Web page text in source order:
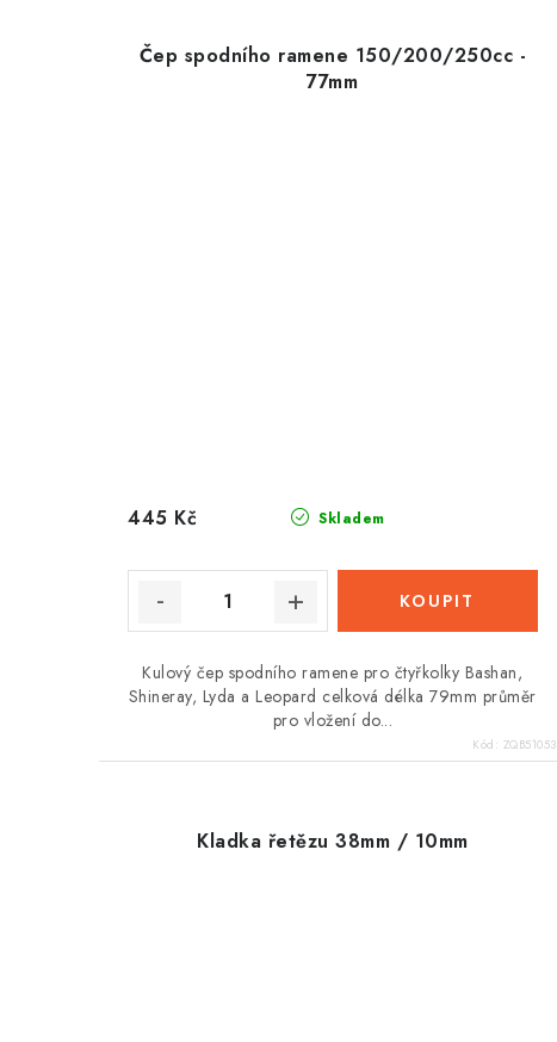
Čep spodního ramene 150/200/250cc -
77mm
Skladem
445 Kč
Kulový čep spodního ramene pro čtyřkolky Bashan,
Shineray, Lyda a Leopard celková délka 79mm průměr
pro vložení do...
Kód: ZQB51053
Kladka řetězu 38mm / 10mm